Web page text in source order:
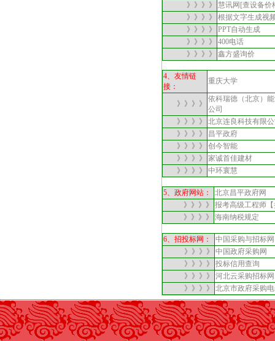
》》》》
慧讯网[查设备价
》》》》
根据文字生成视
》》》》
PPT自动生成
》》》》
400电话
》》》》
鑫方盛询价
4、友情链
接：
重庆大学
》》》》
依科瑞德（北京）
公司
》》》》
北京连良科技有限
》》》》
昌平政府
》》》》
创今智能
》》》》
家诚首佳建材
》》》》
中环寰慧
5、政府网站：
北京昌平政府网
》》》》
报考高级工程师
》》》》
海南纳税规定
6、招投标网：
中国采购与招标网
》》》》
中国政府采购网
》》》》
投标信用查询
》》》》
河北云采购招标网
》》》》
北京市政府采购